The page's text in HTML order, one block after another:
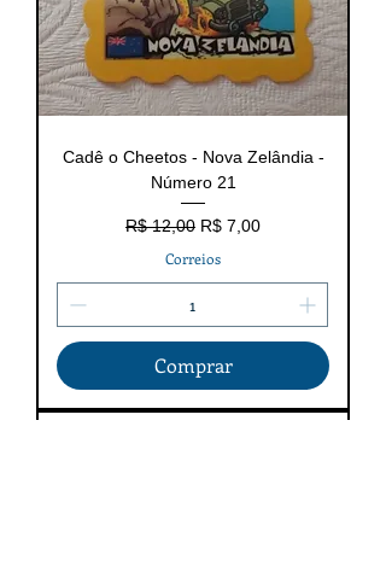
Cadê o Cheetos - Nova Zelândia -
Número 21
Preço normal
R$ 12,00 Preço promocional
R$ 7,00
Correios
Comprar